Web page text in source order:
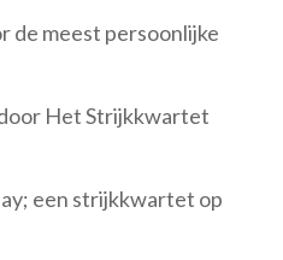
de meest persoonlijke
Het Strijkkwartet
een strijkkwartet op